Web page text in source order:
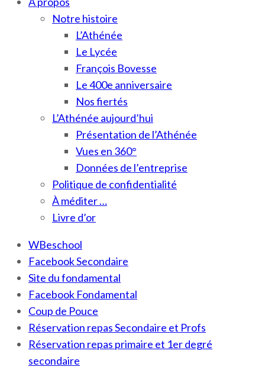
Notre histoire
L’Athénée
Le Lycée
François Bovesse
Le 400e anniversaire
Nos fiertés
L’Athénée aujourd’hui
Présentation de l’Athénée
Vues en 360°
Données de l’entreprise
Politique de confidentialité
À méditer …
Livre d’or
WBeschool
Facebook Secondaire
Site du fondamental
Facebook Fondamental
Coup de Pouce
Réservation repas Secondaire et Profs
Réservation repas primaire et 1er degré
secondaire